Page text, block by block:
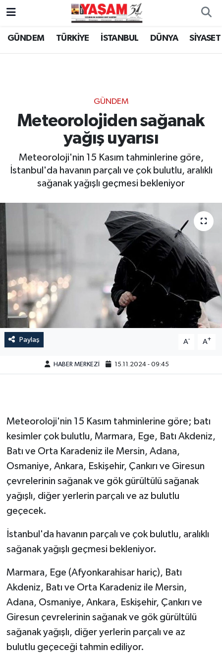
GÜNDEM TÜRKİYE İSTANBUL DÜNYA SİYASET
GÜNDEM
Meteorolojiden sağanak
yağış uyarısı
Meteoroloji'nin 15 Kasım tahminlerine göre,
İstanbul'da havanın parçalı ve çok bulutlu, aralıklı
sağanak yağışlı geçmesi bekleniyor
Paylaş A- A+
HABER MERKEZİ 15.11.2024 - 09:45
Meteoroloji'nin 15 Kasım tahminlerine göre; batı
kesimler çok bulutlu, Marmara, Ege, Batı Akdeniz,
Batı ve Orta Karadeniz ile Mersin, Adana,
Osmaniye, Ankara, Eskişehir, Çankırı ve Giresun
çevrelerinin sağanak ve gök gürültülü sağanak
yağışlı, diğer yerlerin parçalı ve az bulutlu
geçecek.
İstanbul'da havanın parçalı ve çok bulutlu, aralıklı
sağanak yağışlı geçmesi bekleniyor.
Marmara, Ege (Afyonkarahisar hariç), Batı
Akdeniz, Batı ve Orta Karadeniz ile Mersin,
Adana, Osmaniye, Ankara, Eskişehir, Çankırı ve
Giresun çevrelerinin sağanak ve gök gürültülü
sağanak yağışlı, diğer yerlerin parçalı ve az
bulutlu geçeceği tahmin ediliyor.